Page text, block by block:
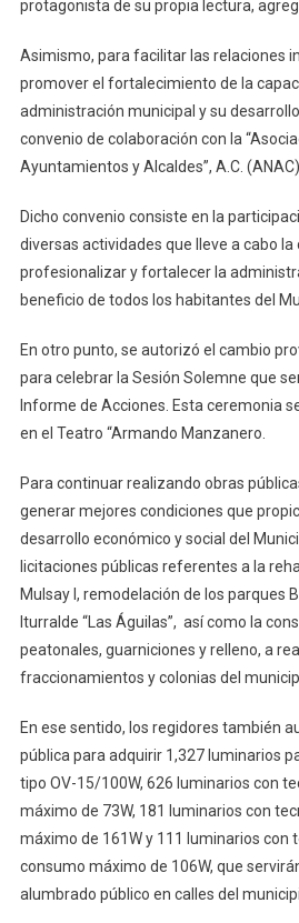
protagonista de su propia lectura,
Asimismo, para facilitar las relaciones
promover el fortalecimiento de la
administración municipal y su
convenio de colaboración con la
Ayuntamientos y Alcaldes”, A.C. (ANAC).
Dicho convenio consiste en la
diversas actividades que lleve a cabo la
profesionalizar y fortalecer la
beneficio de todos los habitantes del
En otro punto, se autorizó el cambio
para celebrar la Sesión Solemne que
Informe de Acciones. Esta ceremonia
en el Teatro “Armando Manzanero.
Para continuar realizando obras
generar mejores condiciones que
desarrollo económico y social del
licitaciones públicas referentes a la
Mulsay I, remodelación de los parques
Iturralde “Las Águilas”, así como la
peatonales, guarniciones y relleno, a
fraccionamientos y colonias del
En ese sentido, los regidores también
pública para adquirir 1,327 luminarios
tipo OV-15/100W, 626 luminarios con
máximo de 73W, 181 luminarios con
máximo de 161W y 111 luminarios con
consumo máximo de 106W, que
alumbrado público en calles del